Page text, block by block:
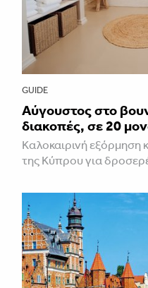
GUIDE
Aύγουστος στο
διακοπές, σε 20
Καλοκαιρινή εξόρμηση
της Κύπρου για